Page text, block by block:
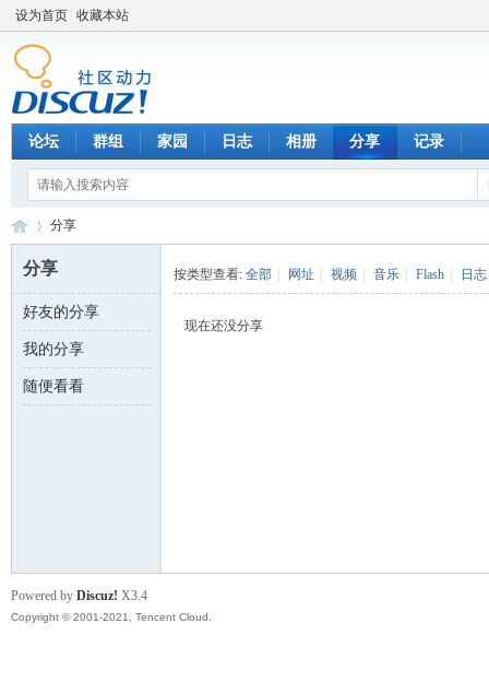
设为首页 收藏本站
论坛 群组 家园 日志 相册 分享 记录
数 ›
分享
分享
好友的分享
我的分享
随便看看
按类型查看: 全部 网址 视频 音乐 Flash 日志
现在还没分享
Powered by Discuz! X3.4
Copyright © 2001-2021, Tencent Cloud.